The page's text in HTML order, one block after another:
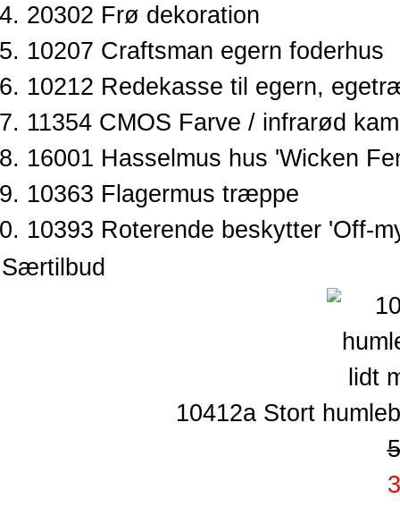
20302 Frø dekoration
10207 Craftsman egern foderhus
10212 Redekasse til egern,
11354 CMOS Farve / infrarød
16001 Hasselmus hus 'Wicken
10363 Flagermus træppe
10393 Roterende beskytter 'Off-
Særtilbud
10412a Stort